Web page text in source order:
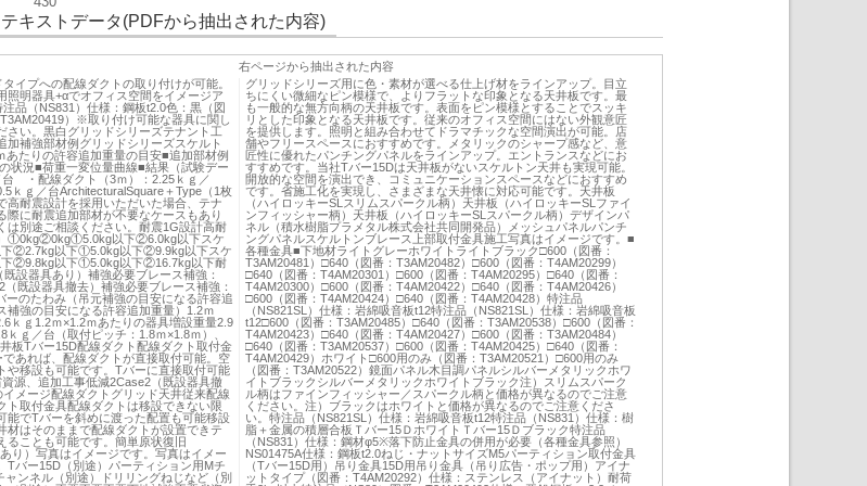
キストデータ(PDFから抽出された内容)
イプへの配線ダクトの取り付けが可能。
照明器具+αでオフィス空間をイメージア
品（NS831）仕様：鋼板t2.0色：黒（図
）※取り付け可能な器具に関し
さい。黒白グリッドシリーズテナント工
加補強部材例グリッドシリーズスケルト
あたりの許容追加重量の目安■追加部材例
状況■荷重一変位量曲線■結果（試験デー
台 ・配線ダクト（3ｍ）：2.25ｋｇ／
ｋｇ／台ArchitecturalSquare＋Type（1枚
高耐震設計を採用いただいた場合、テナ
際に耐震追加部材が不要なケースもあり
は別途ご相談ください。耐震1G設計高耐
①0kg②0kg①5.0kg以下②6.0kg以下スケ
②2.7kg以下①5.0kg以下②9.9kg以下スケ
下②9.8kg以下①5.0kg以下②16.7kg以下耐
設器具あり）補強必要ブレース補強：
既設器具撤去）補強必要ブレース補強：
のたわみ（吊元補強の目安になる許容追
強の目安になる許容追加重量）1.2ｍ
ｋｇ1.2ｍ×1.2ｍあたりの器具増設重量2.9
ｇ／台（取付ピッチ：1.8ｍ×1.8ｍ）、
板Tバー15D配線ダクト配線ダクト取付金
あれば、配線ダクトが直接取付可能。空
や移設も可能です。Tバーに直接取付可能
源、追加工事低減2Case2（既設器具撤
メージ配線ダクトグリッド天井従来配線
ト取付金具配線ダクトは移設できない限
能でTバーを斜めに渡った配置も可能移設
材はそのままで配線ダクトが設置できテ
ることも可能です。簡単原状復旧
り）写真はイメージです。写真はイメー
Tバー15D（別途）パーティション用Mチ
ンネル（別途）ドリリングねじなど（別
右ページから抽出された内容
グリッドシリーズ用に色・素材が選べる仕上げ材をラインアップ。目立
ちにくい微細なピン模様で、よりフラットな印象となる天井板です。最
も一般的な無方向柄の天井板です。表面をピン模様とすることでスッキ
リとした印象となる天井板です。従来のオフィス空間にはない外観意匠
を提供します。照明と組み合わせてドラマチックな空間演出が可能。店
舗やフリースペースにおすすめです。メタリックのシャープ感など、意
匠性に優れたパンチングパネルをラインアップ。エントランスなどにお
すすめです。当社Tバー15Dは天井板がないスケルトン天井も実現可能。
開放的な空間を演出でき、コミュニケーションスペースなどにおすすめ
です。省施工化を実現し、さまざまな天井懐に対応可能です。天井板
（ハイロッキーSLスリムスパークル柄）天井板（ハイロッキーSLファイ
ンフィッシャー柄）天井板（ハイロッキーSLスパークル柄）デザインパ
ネル（積水樹脂プラメタル株式会社共同開発品）メッシュパネルパンチ
ングパネルスケルトンブレース上部取付金具施工写真はイメージです。■
各種金具■下地材ライトグレーホワイトライトブラック□600（図番：
T3AM20481）□640（図番：T3AM20482）□600（図番：T4AM20299）
□640（図番：T4AM20301）□600（図番：T4AM20295）□640（図番：
T4AM20300）□600（図番：T4AM20422）□640（図番：T4AM20426）
□600（図番：T4AM20424）□640（図番：T4AM20428）特注品
（NS821SL）仕様：岩綿吸音板t12特注品（NS821SL）仕様：岩綿吸音板
t12□600（図番：T3AM20485）□640（図番：T3AM20538）□600（図番：
T4AM20423）□640（図番：T4AM20427）□600（図番：T3AM20484）
□640（図番：T3AM20537）□600（図番：T4AM20425）□640（図番：
T4AM20429）ホワイト□600用のみ（図番：T3AM20521）□600用のみ
（図番：T3AM20522）鏡面パネル木目調パネルシルバーメタリックホワ
イトブラックシルバーメタリックホワイトブラック注）スリムスパーク
ル柄はファインフィッシャー／スパークル柄と価格が異なるのでご注意
ください。注）ブラックはホワイトと価格が異なるのでご注意くださ
い。特注品（NS821SL）仕様：岩綿吸音板t12特注品（NS831）仕様：樹
脂＋金属の積層合板Ｔバー15ＤホワイトＴバー15Ｄブラック特注品
（NS831）仕様：鋼材φ5※落下防止金具の併用が必要（各種金具参照）
NS01475A仕様：鋼板t2.0ねじ・ナットサイズM5パーティション取付金具
（Tバー15D用）吊り金具15D用吊り金具（吊り広告・ポップ用）アイナ
ットタイプ（図番：T4AM20292）仕様：ステンレス（アイナット）耐荷